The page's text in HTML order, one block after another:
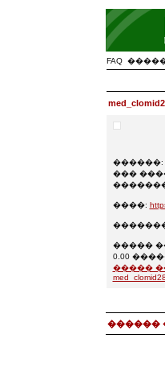
FAQ
������:
���
��������:
����:
�����
0.00
�����
med_clomid28
������